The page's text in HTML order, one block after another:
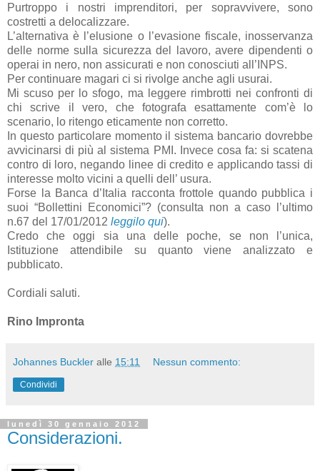
Purtroppo i nostri imprenditori, per sopravvivere, sono
costretti a delocalizzare.
L’alternativa è l’elusione o l’evasione fiscale, inosservanza
delle norme sulla sicurezza del lavoro, avere dipendenti o
operai in nero, non assicurati e non conosciuti all’INPS.
Per continuare magari ci si rivolge anche agli usurai.
Mi scuso per lo sfogo, ma leggere rimbrotti nei confronti di
chi scrive il vero, che fotografa esattamente com’è lo
scenario, lo ritengo eticamente non corretto.
In questo particolare momento il sistema bancario dovrebbe
avvicinarsi di più al sistema PMI. Invece cosa fa: si scatena
contro di loro, negando linee di credito e applicando tassi di
interesse molto vicini a quelli dell’ usura.
Forse la Banca d’Italia racconta frottole quando pubblica i
suoi “Bollettini Economici”? (consulta non a caso l’ultimo
n.67 del 17/01/2012 leggilo qui).
Credo che oggi sia una delle poche, se non l’unica,
Istituzione attendibile su quanto viene analizzato e
pubblicato.
Cordiali saluti.
Rino Impronta
Johannes Buckler alle 15:11 Nessun commento:
Condividi
lunedì 30 gennaio 2012
Considerazioni.